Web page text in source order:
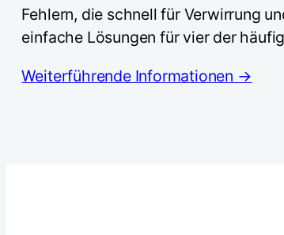
Fehlern, die schnell für Verwirrung
einfache Lösungen für vier der
Weiterführende Informationen →